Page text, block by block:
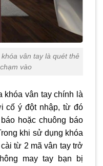
vân tay là quét thẻ
vào
khóa vân tay chính là
cố ý đột nhập, từ đó
hoặc chuông báo
khi sử dụng khóa
từ 2 mã vân tay trở
may tay bạn bị